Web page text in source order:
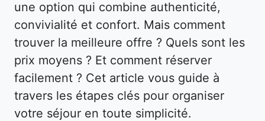
une option qui combine authenticité,
convivialité et confort. Mais comment
trouver la meilleure offre ? Quels sont les
prix moyens ? Et comment réserver
facilement ? Cet article vous guide à
travers les étapes clés pour organiser
votre séjour en toute simplicité.